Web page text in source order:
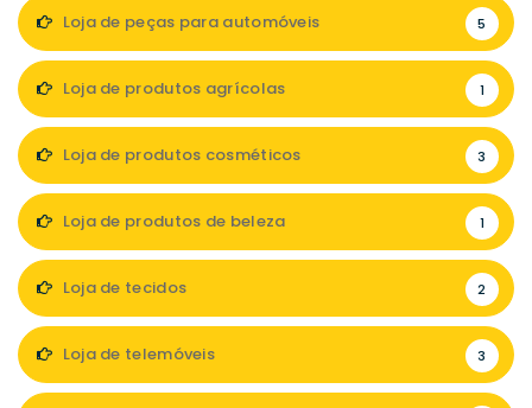
Loja de peças para automóveis 5
Loja de produtos agrícolas 1
Loja de produtos cosméticos 3
Loja de produtos de beleza 1
Loja de tecidos 2
Loja de telemóveis 3